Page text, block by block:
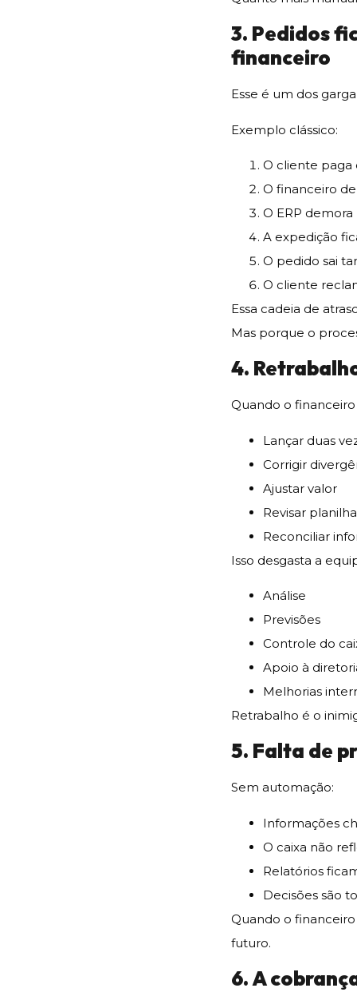
3. Pedidos
financeiro
Esse é um dos
Exemplo clássico:
O cliente
O financeiro
O ERP
A expedição
O pedido sai
O cliente
Essa cadeia de
Mas porque o
4.
Quando o
Lançar duas
Corrigir
Ajustar valor
Revisar planilha
Reconciliar
Isso desgasta a
Análise
Previsões
Controle do
Apoio à
Melhorias
Retrabalho é o
5. Falta de
Sem automação:
Informações
O caixa não
Relatórios
Decisões são
Quando o
futuro.
6. A